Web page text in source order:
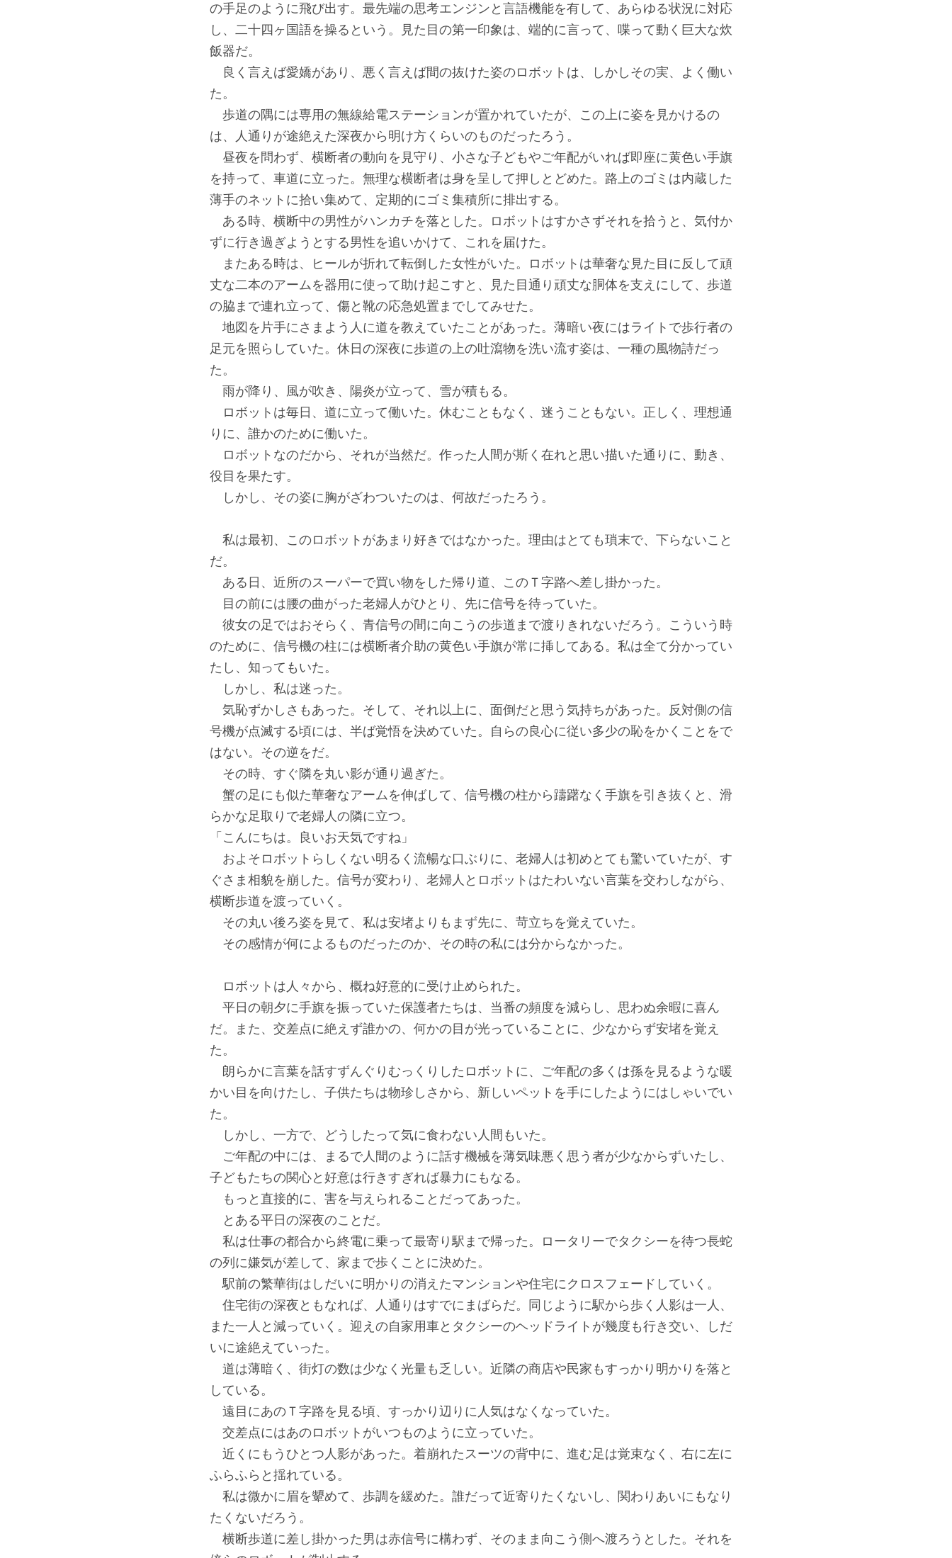
の手足のように飛び出す。最先端の思考エンジンと言語機能を有して、あらゆる状況に対応
し、二十四ヶ国語を操るという。見た目の第一印象は、端的に言って、喋って動く巨大な炊
飯器だ。
良く言えば愛嬌があり、悪く言えば間の抜けた姿のロボットは、しかしその実、よく働い
た。
歩道の隅には専用の無線給電ステーションが置かれていたが、この上に姿を見かけるの
は、人通りが途絶えた深夜から明け方くらいのものだったろう。
昼夜を問わず、横断者の動向を見守り、小さな子どもやご年配がいれば即座に黄色い手旗
を持って、車道に立った。無理な横断者は身を呈して押しとどめた。路上のゴミは内蔵した
薄手のネットに拾い集めて、定期的にゴミ集積所に排出する。
ある時、横断中の男性がハンカチを落とした。ロボットはすかさずそれを拾うと、気付か
ずに行き過ぎようとする男性を追いかけて、これを届けた。
またある時は、ヒールが折れて転倒した女性がいた。ロボットは華奢な見た目に反して頑
丈な二本のアームを器用に使って助け起こすと、見た目通り頑丈な胴体を支えにして、歩道
の脇まで連れ立って、傷と靴の応急処置までしてみせた。
地図を片手にさまよう人に道を教えていたことがあった。薄暗い夜にはライトで歩行者の
足元を照らしていた。休日の深夜に歩道の上の吐瀉物を洗い流す姿は、一種の風物詩だっ
た。
雨が降り、風が吹き、陽炎が立って、雪が積もる。
ロボットは毎日、道に立って働いた。休むこともなく、迷うこともない。正しく、理想通
りに、誰かのために働いた。
ロボットなのだから、それが当然だ。作った人間が斯く在れと思い描いた通りに、動き、
役目を果たす。
しかし、その姿に胸がざわついたのは、何故だったろう。
私は最初、このロボットがあまり好きではなかった。理由はとても瑣末で、下らないこと
だ。
ある日、近所のスーパーで買い物をした帰り道、このＴ字路へ差し掛かった。
目の前には腰の曲がった老婦人がひとり、先に信号を待っていた。
彼女の足ではおそらく、青信号の間に向こうの歩道まで渡りきれないだろう。こういう時
のために、信号機の柱には横断者介助の黄色い手旗が常に挿してある。私は全て分かってい
たし、知ってもいた。
しかし、私は迷った。
気恥ずかしさもあった。そして、それ以上に、面倒だと思う気持ちがあった。反対側の信
号機が点滅する頃には、半ば覚悟を決めていた。自らの良心に従い多少の恥をかくことをで
はない。その逆をだ。
その時、すぐ隣を丸い影が通り過ぎた。
蟹の足にも似た華奢なアームを伸ばして、信号機の柱から躊躇なく手旗を引き抜くと、滑
らかな足取りで老婦人の隣に立つ。
「こんにちは。良いお天気ですね」
およそロボットらしくない明るく流暢な口ぶりに、老婦人は初めとても驚いていたが、す
ぐさま相貌を崩した。信号が変わり、老婦人とロボットはたわいない言葉を交わしながら、
横断歩道を渡っていく。
その丸い後ろ姿を見て、私は安堵よりもまず先に、苛立ちを覚えていた。
その感情が何によるものだったのか、その時の私には分からなかった。
ロボットは人々から、概ね好意的に受け止められた。
平日の朝夕に手旗を振っていた保護者たちは、当番の頻度を減らし、思わぬ余暇に喜ん
だ。また、交差点に絶えず誰かの、何かの目が光っていることに、少なからず安堵を覚え
た。
朗らかに言葉を話すずんぐりむっくりしたロボットに、ご年配の多くは孫を見るような暖
かい目を向けたし、子供たちは物珍しさから、新しいペットを手にしたようにはしゃいでい
た。
しかし、一方で、どうしたって気に食わない人間もいた。
ご年配の中には、まるで人間のように話す機械を薄気味悪く思う者が少なからずいたし、
子どもたちの関心と好意は行きすぎれば暴力にもなる。
もっと直接的に、害を与えられることだってあった。
とある平日の深夜のことだ。
私は仕事の都合から終電に乗って最寄り駅まで帰った。ロータリーでタクシーを待つ長蛇
の列に嫌気が差して、家まで歩くことに決めた。
駅前の繁華街はしだいに明かりの消えたマンションや住宅にクロスフェードしていく。
住宅街の深夜ともなれば、人通りはすでにまばらだ。同じように駅から歩く人影は一人、
また一人と減っていく。迎えの自家用車とタクシーのヘッドライトが幾度も行き交い、しだ
いに途絶えていった。
道は薄暗く、街灯の数は少なく光量も乏しい。近隣の商店や民家もすっかり明かりを落と
している。
遠目にあのＴ字路を見る頃、すっかり辺りに人気はなくなっていた。
交差点にはあのロボットがいつものように立っていた。
近くにもうひとつ人影があった。着崩れたスーツの背中に、進む足は覚束なく、右に左に
ふらふらと揺れている。
私は微かに眉を顰めて、歩調を緩めた。誰だって近寄りたくないし、関わりあいにもなり
たくないだろう。
横断歩道に差し掛かった男は赤信号に構わず、そのまま向こう側へ渡ろうとした。それを